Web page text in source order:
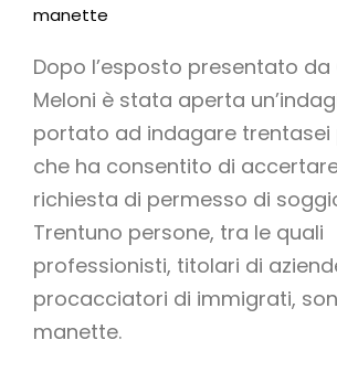
manette
Dopo l’esposto presentato da
Meloni è stata aperta
portato ad indagare trentasei
che ha consentito di
richiesta di permesso di
Trentuno persone, tra le quali
professionisti, titolari di
procacciatori di immigrati,
manette.